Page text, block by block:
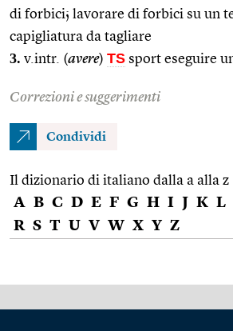
di forbici; lavorare di forbici su un
capigliatura da tagliare
3. v.intr. (avere) TS sport eseguire
Correzioni e suggerimenti
Condividi
Il dizionario di italiano dalla a alla z
A B C D E F G H I J K L
R S T U V W X Y Z